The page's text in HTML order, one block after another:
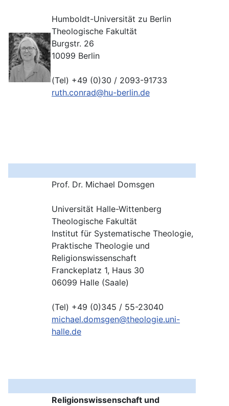
Humboldt-Universität zu Berlin
Theologische Fakultät
Burgstr. 26
10099 Berlin
(Tel) +49 (0)30 / 2093-91733
ruth.conrad@hu-berlin.de
Prof. Dr. Michael Domsgen
Universität Halle-Wittenberg
Theologische Fakultät
Institut für Systematische Theologie,
Praktische Theologie und
Religionswissenschaft
Franckeplatz 1, Haus 30
06099 Halle (Saale)
(Tel) +49 (0)345 / 55-23040
michael.domsgen@theologie.uni-
halle.de
Religionswissenschaft und